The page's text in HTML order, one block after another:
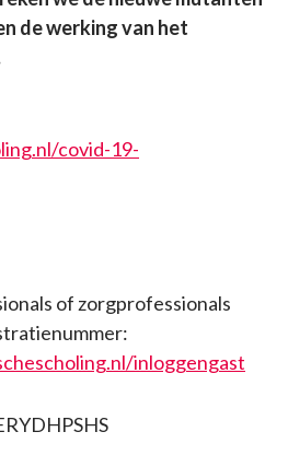
de werking van het
covid-19-
of zorgprofessionals
inloggengast